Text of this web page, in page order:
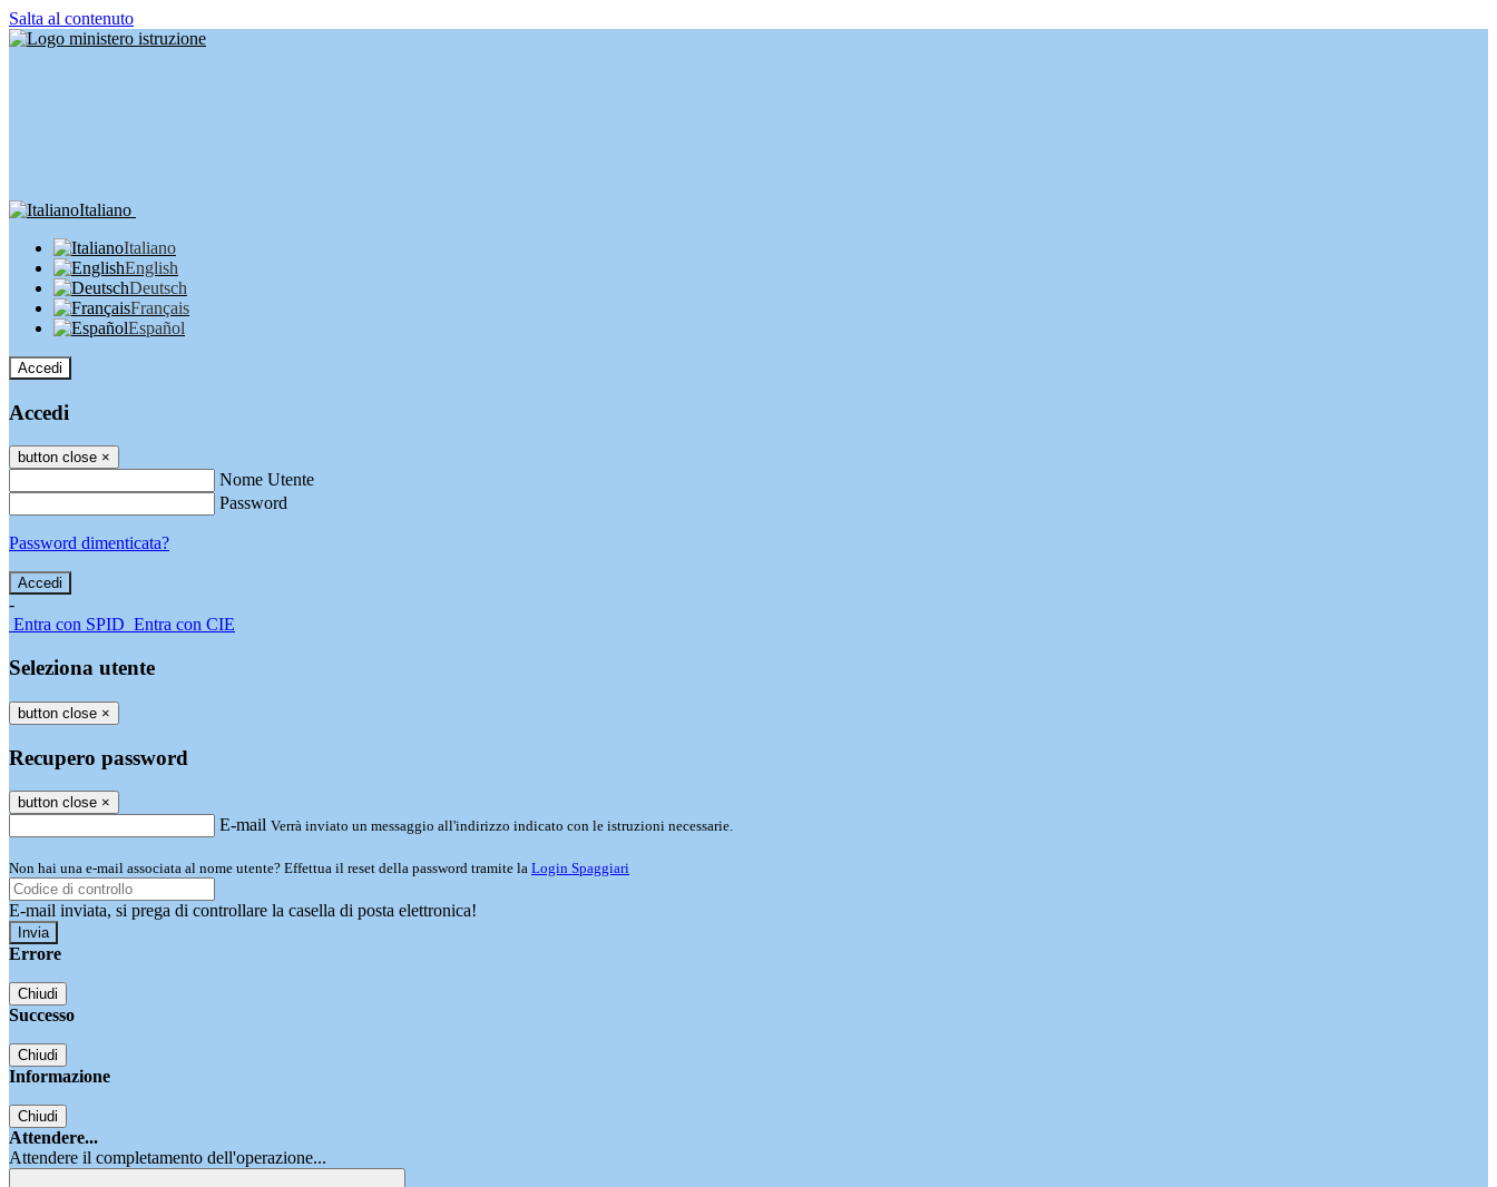
Salta al contenuto
Italiano
Italiano
English
Deutsch
Français
Español
Accedi
Accedi
button close ×
Nome Utente
Password
Password dimenticata?
-
Entra con SPID Entra con CIE
Seleziona utente
button close ×
Recupero password
button close ×
E-mail Verrà inviato un messaggio all'indirizzo indicato con le istruzioni necessarie.
Non hai una e-mail associata al nome utente? Effettua il reset della password tramite la Login Spaggiari
E-mail inviata, si prega di controllare la casella di posta elettronica!
Errore
Chiudi
Successo
Chiudi
Informazione
Chiudi
Attendere...
Attendere il completamento dell'operazione...